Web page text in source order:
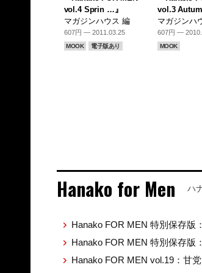
vol.4 Sprin …』
マガジンハウス 編
607円 — 2011.03.25
MOOK 電子版あり
vol.3
マガジンハ
607円 —
MOOK
Hanako for Men ハ
Hanako FOR MEN 特別保存版
Hanako FOR MEN 特別保存版
Hanako FOR MEN vol.19：甘党